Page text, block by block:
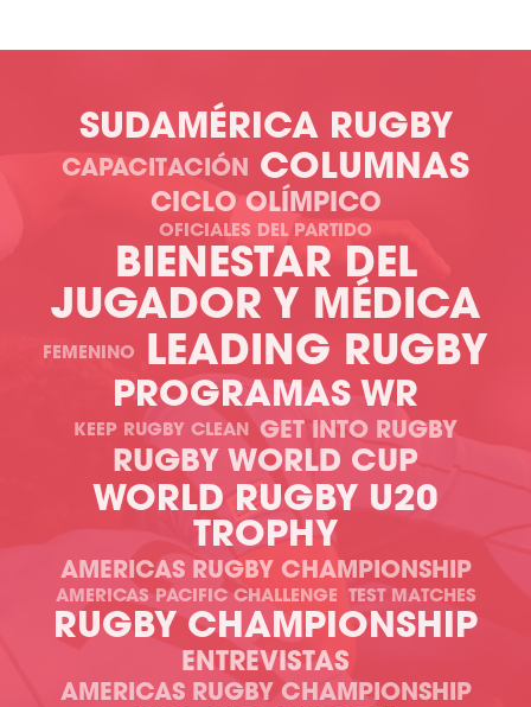
SUDAMÉRICA RUGBY
CAPACITACIÓN COLUMNAS
CICLO OLÍMPICO
OFICIALES DEL PARTIDO
BIENESTAR DEL
JUGADOR Y MÉDICA
FEMENINO LEADING RUGBY
PROGRAMAS WR
KEEP RUGBY CLEAN GET INTO RUGBY
RUGBY WORLD CUP
WORLD RUGBY U20
TROPHY
AMERICAS RUGBY CHAMPIONSHIP
AMERICAS PACIFIC CHALLENGE TEST MATCHES
RUGBY CHAMPIONSHIP
ENTREVISTAS
AMERICAS RUGBY CHAMPIONSHIP